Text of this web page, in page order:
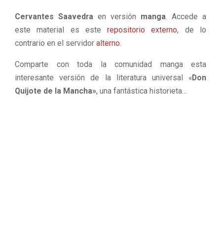
Cervantes Saavedra en versión manga . Accede a
este material es esterepositorio externo, de lo
contrario en el servidor alterno
Comparte con toda la comunidad manga esta
interesante versión de la literatura universal «Don
Quijote de la Mancha», una fantástica historieta…